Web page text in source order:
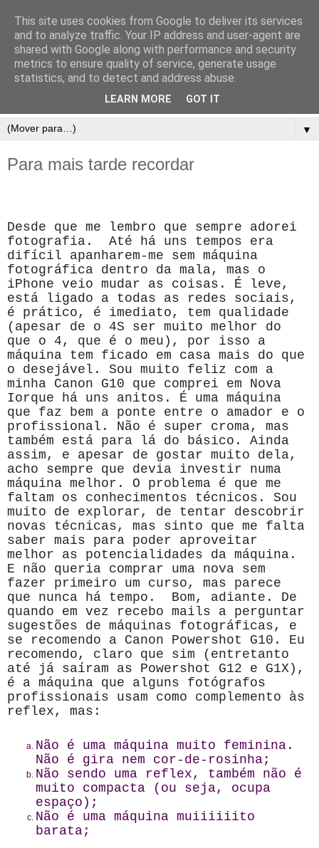
▼
Para mais tarde recordar
Desde que me lembro que sempre adorei
fotografia. Até há uns tempos era
difícil apanharem-me sem máquina
fotográfica dentro da mala, mas o
iPhone veio mudar as coisas. É leve,
está ligado a todas as redes sociais,
é prático, é imediato, tem qualidade
(apesar de o 4S ser muito melhor do
que o 4, que é o meu), por isso a
máquina tem ficado em casa mais do que
o desejável. Sou muito feliz com a
minha Canon G10 que comprei em Nova
Iorque há uns anitos. É uma máquina
que faz bem a ponte entre o amador e o
profissional. Não é super croma, mas
também está para lá do básico. Ainda
assim, e apesar de gostar muito dela,
acho sempre que devia investir numa
máquina melhor. O problema é que me
faltam os conhecimentos técnicos. Sou
muito de explorar, de tentar descobrir
novas técnicas, mas sinto que me falta
saber mais para poder aproveitar
melhor as potencialidades da máquina.
E não queria comprar uma nova sem
fazer primeiro um curso, mas parece
que nunca há tempo. Bom, adiante. De
quando em vez recebo mails a perguntar
sugestões de máquinas fotográficas, e
se recomendo a Canon Powershot G10. Eu
recomendo, claro que sim (entretanto
até já saíram as Powershot G12 e G1X),
é a máquina que alguns fotógrafos
profissionais usam como complemento às
reflex, mas:
Não é uma máquina muito feminina.
Não é gira nem cor-de-rosinha;
Não sendo uma reflex, também não é
muito compacta (ou seja, ocupa
espaço);
Não é uma máquina muiiiiiito
barata;
This site uses cookies from Google to deliver its services
and to analyze traffic. Your IP address and user-agent are
shared with Google along with performance and security
metrics to ensure quality of service, generate usage
statistics, and to detect and address abuse.
LEARN MORE GOT IT